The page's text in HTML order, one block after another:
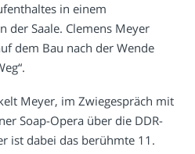
in einem
der Saale. Clemens Meyer
dem Bau nach der Wende
Meyer, im Zwiegespräch mit
Soap-Opera über die DDR-
ist dabei das berühmte 11.